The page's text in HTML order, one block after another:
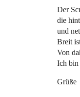
Der
die
und
Breit
Von
Ich bin
Grüße